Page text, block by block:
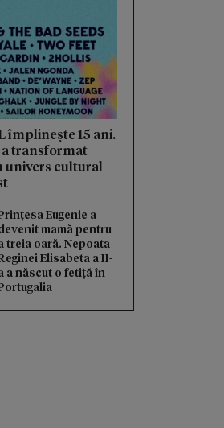
împlinește 15 ani.
a transformat
univers cultural
Eugenie a
mamă pentru
treia oară. Nepoata
Elisabeta a II-
a născut o fetiță în